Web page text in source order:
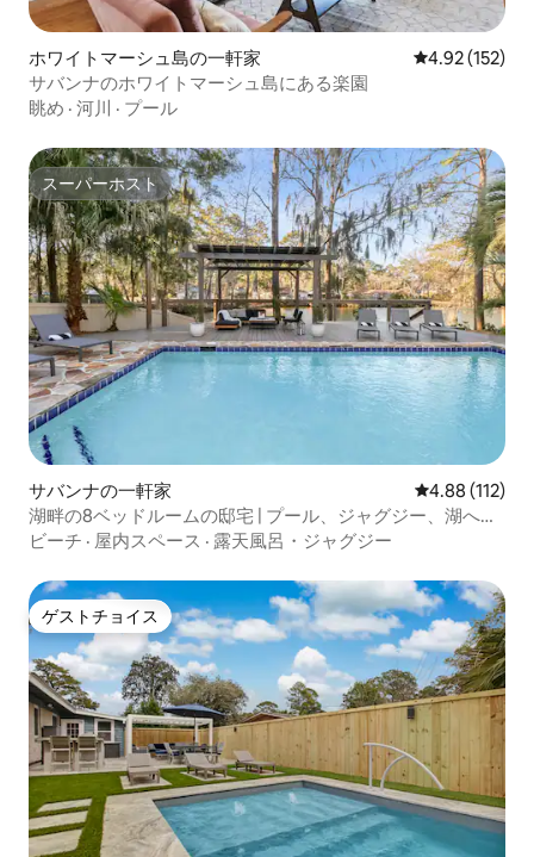
ホワイトマーシュ島の一軒家 レビュー152
4.92 (152)
サバンナのホワイトマーシュ島にある楽園
眺め · 河川 · プール
スーパーホスト
スーパーホスト
サバンナの一軒家 レビュー112
4.88 (112)
湖畔の8ベッドルームの邸宅 | プール、ジャグジー、湖への
アクセス
ビーチ · 屋内スペース · 露天風呂・ジャグジー
ゲストチョイス
ゲストチョイス